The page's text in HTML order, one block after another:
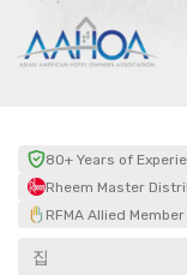
80+ Years of
Rheem Master
RFMA Allied Member
집